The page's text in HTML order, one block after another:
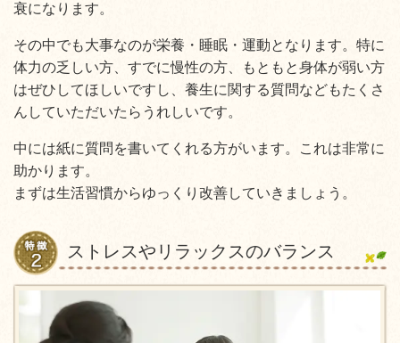
衰になります。
その中でも大事なのが栄養・睡眠・運動となります。特に
体力の乏しい方、すでに慢性の方、もともと身体が弱い方
はぜひしてほしいですし、養生に関する質問などもたくさ
んしていただいたらうれしいです。
中には紙に質問を書いてくれる方がいます。これは非常に
助かります。
まずは生活習慣からゆっくり改善していきましょう。
ストレスやリラックスのバランス